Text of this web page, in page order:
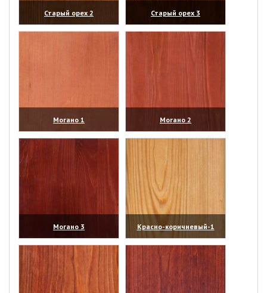
Старый орех 2
(увеличить)
Старый орех 3
(увеличить)
Могано 1
(увеличить)
Могано 2
(увеличить)
Могано 3
(увеличить)
Красно-коричневый-1
(увеличить)